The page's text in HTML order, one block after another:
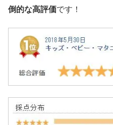
倒的な高評価です！